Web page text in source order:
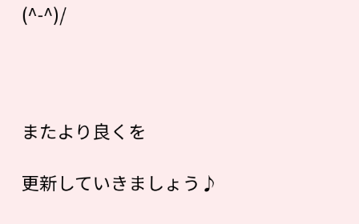
(^-^)/
またより良くを
更新していきましょう♪